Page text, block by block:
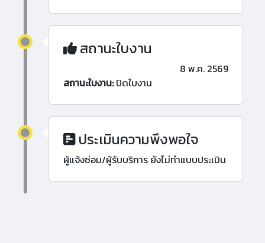
สถานะใบงาน
8 พ.ค. 2569
สถานะใบงาน:ปิดใบงาน
ประเมินความพึงพอใจ
ผู้แจ้งซ่อม/ผู้รับบริการ ยังไม่ทำแบบประเมิน